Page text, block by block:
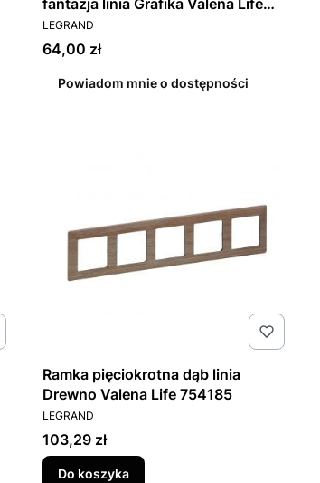
fantazja linia Grafika Valena Life
754105
PRODUCENT
LEGRAND
Cena
64,00 zł
Powiadom mnie o dostępności
Ramka pięciokrotna dąb linia
Drewno Valena Life 754185
PRODUCENT
LEGRAND
Cena
103,29 zł
Do koszyka